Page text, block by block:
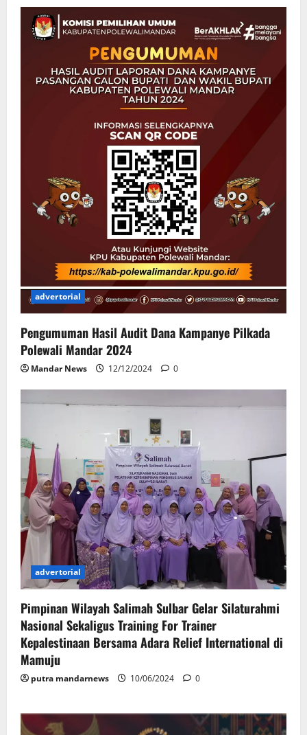
advertorial
Pengumuman Hasil Audit Dana Kampanye Pilkada
Polewali Mandar 2024
Mandar News 12/12/2024 0
advertorial
Pimpinan Wilayah Salimah Sulbar Gelar Silaturahmi
Nasional Sekaligus Training For Trainer
Kepalestinaan Bersama Adara Relief International di
Mamuju
putra mandarnews 10/06/2024 0